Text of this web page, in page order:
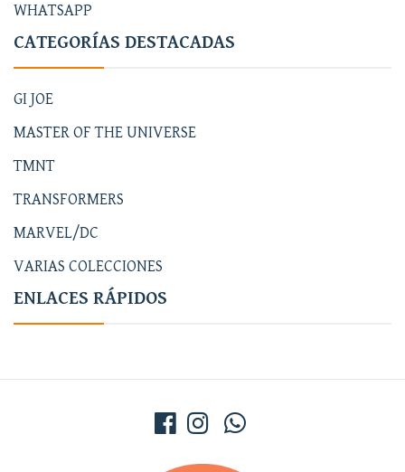
WHATSAPP
CATEGORÍAS DESTACADAS
GI JOE
MASTER OF THE UNIVERSE
TMNT
TRANSFORMERS
MARVEL/DC
VARIAS COLECCIONES
ENLACES RÁPIDOS